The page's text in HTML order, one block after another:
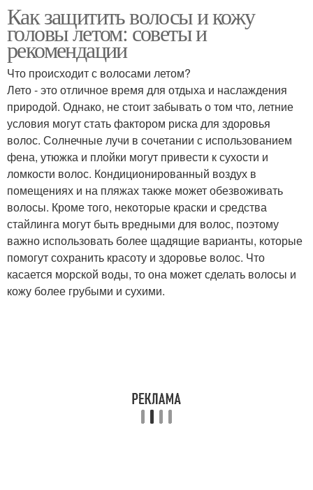
Как защитить волосы и кожу
головы летом: советы и
рекомендации
Что происходит с волосами летом?
Лето - это отличное время для отдыха и наслаждения
природой. Однако, не стоит забывать о том что, летние
условия могут стать фактором риска для здоровья
волос. Солнечные лучи в сочетании с использованием
фена, утюжка и плойки могут привести к сухости и
ломкости волос. Кондиционированный воздух в
помещениях и на пляжах также может обезвоживать
волосы. Кроме того, некоторые краски и средства
стайлинга могут быть вредными для волос, поэтому
важно использовать более щадящие варианты, которые
помогут сохранить красоту и здоровье волос. Что
касается морской воды, то она может сделать волосы и
кожу более грубыми и сухими.